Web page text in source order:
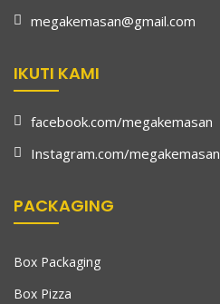
megakemasan@gmail.com
IKUTI KAMI
facebook.com/megakemasan
Instagram.com/megakemasan
PACKAGING
Box Packaging
Box Pizza